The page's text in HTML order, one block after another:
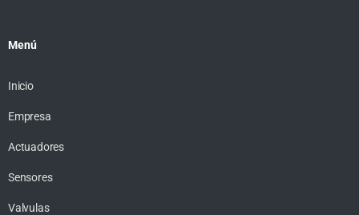
Menú
Inicio
Empresa
Actuadores
Sensores
Valvulas